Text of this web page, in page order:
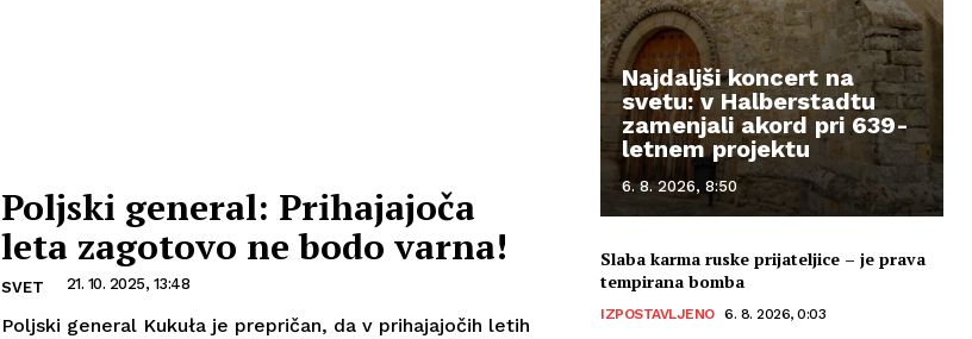
Poljski general: Prihajajoča
leta zagotovo ne bodo varna!
SVET 21. 10. 2025, 13:48
Poljski general Kukuła je prepričan, da v prihajajočih letih
Najdaljši koncert na
svetu: v Halberstadtu
zamenjali akord pri 639-
letnem projektu
6. 8. 2026, 8:50
Slaba karma ruske prijateljice – je prava
tempirana bomba
IZPOSTAVLJENO 6. 8. 2026, 0:03